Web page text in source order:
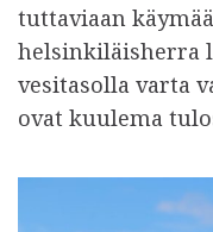
tuttaviaan
helsinkiläisherra
vesitasolla varta
ovat kuulema